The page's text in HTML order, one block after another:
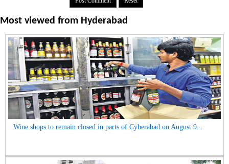
Most viewed from Hyderabad
Wine shops to remain closed in parts of Cyberabad on August 9...